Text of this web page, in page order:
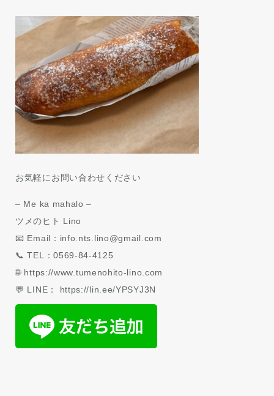
お気軽にお問い合わせください
– Me ka mahalo –
ツメのヒト Lino
📧 Email：info.nts.lino@gmail.com
📞 TEL：0569-84-4125
🌐 https://www.tumenohito-lino.com
💬 LINE： https://lin.ee/YPSYJ3N